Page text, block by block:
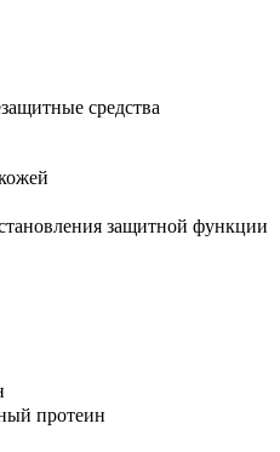
средства
защитной функции
протеин